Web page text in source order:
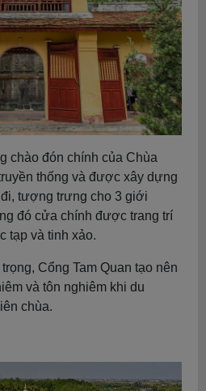
chào đón chính của Chùa
thống và được xây dựng
tượng trưng cho 3 giới
đó cửa chính được trang trí
tạp và tinh xảo.
Cổng Tam Quan tạo nên
và tôn nghiêm khi du
chùa.